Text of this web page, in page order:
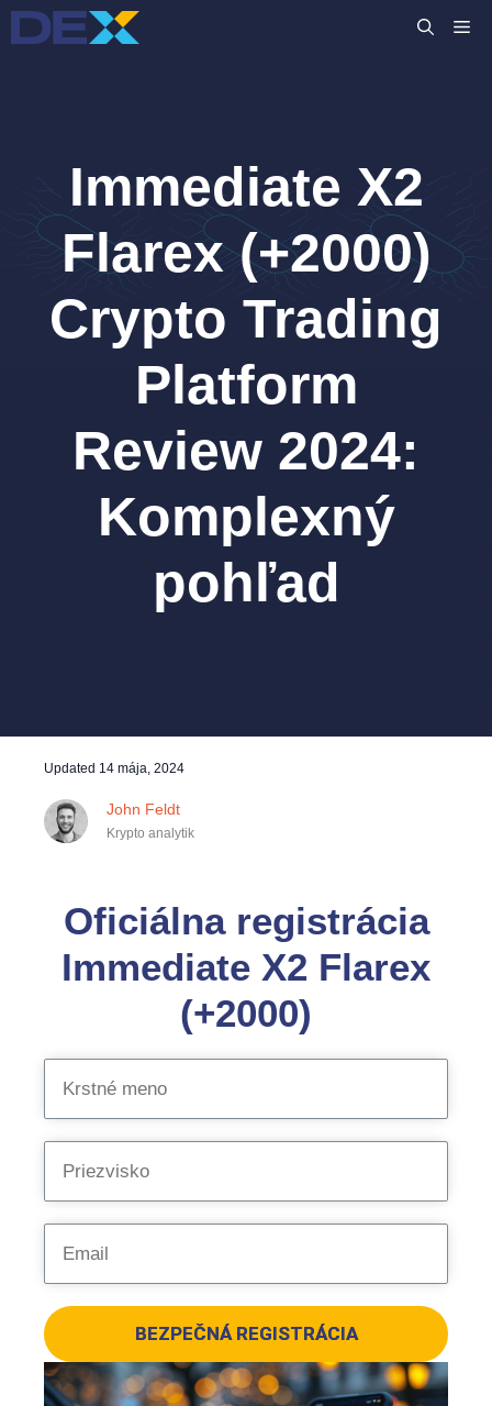
Preskočiť
na
Immediate X2
Flarex (+2000)
Crypto Trading
Platform
Review 2024:
Komplexný
pohľad
Updated 14 mája, 2024
John Feldt
Krypto analytik
Oficiálna registrácia
Immediate X2 Flarex
(+2000)
BEZPEČNÁ REGISTRÁCIA